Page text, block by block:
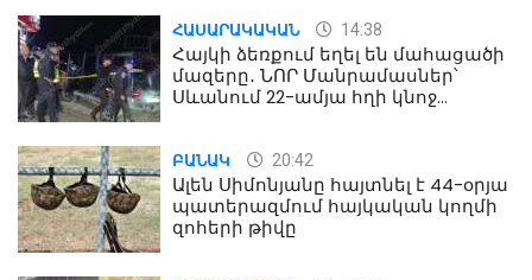
ՀԱՍԱՐԱԿԱԿԱՆ 14:38
Հայկի ձեռքում եղել են մահացածի
մազերը․ ՆՈՐ Մանրամասներ՝
Սևանում 22-ամյա հղի կնոջ
ԲԱՆԱԿ 20:42
Ալեն Սիմոնյանը հայտնել է 44-օրյա
պատերազմում հայկական կողմի
զոհերի թիվը